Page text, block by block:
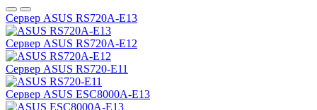
Сервер ASUS RS720A-E13
Сервер ASUS RS720A-E12
Сервер ASUS RS720-E11
Сервер ASUS ESC8000A-E13